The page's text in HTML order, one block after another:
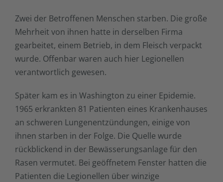
Zwei der Betroffenen Menschen starben. Die große
Mehrheit von ihnen hatte in derselben Firma
gearbeitet, einem Betrieb, in dem Fleisch verpackt
wurde. Offenbar waren auch hier Legionellen
verantwortlich gewesen.
Später kam es in Washington zu einer Epidemie.
1965 erkrankten 81 Patienten eines Krankenhauses
an schweren Lungenentzündungen, einige von
ihnen starben in der Folge. Die Quelle wurde
rückblickend in der Bewässerungsanlage für den
Rasen vermutet. Bei geöffnetem Fenster hatten die
Patienten die Legionellen über winzige